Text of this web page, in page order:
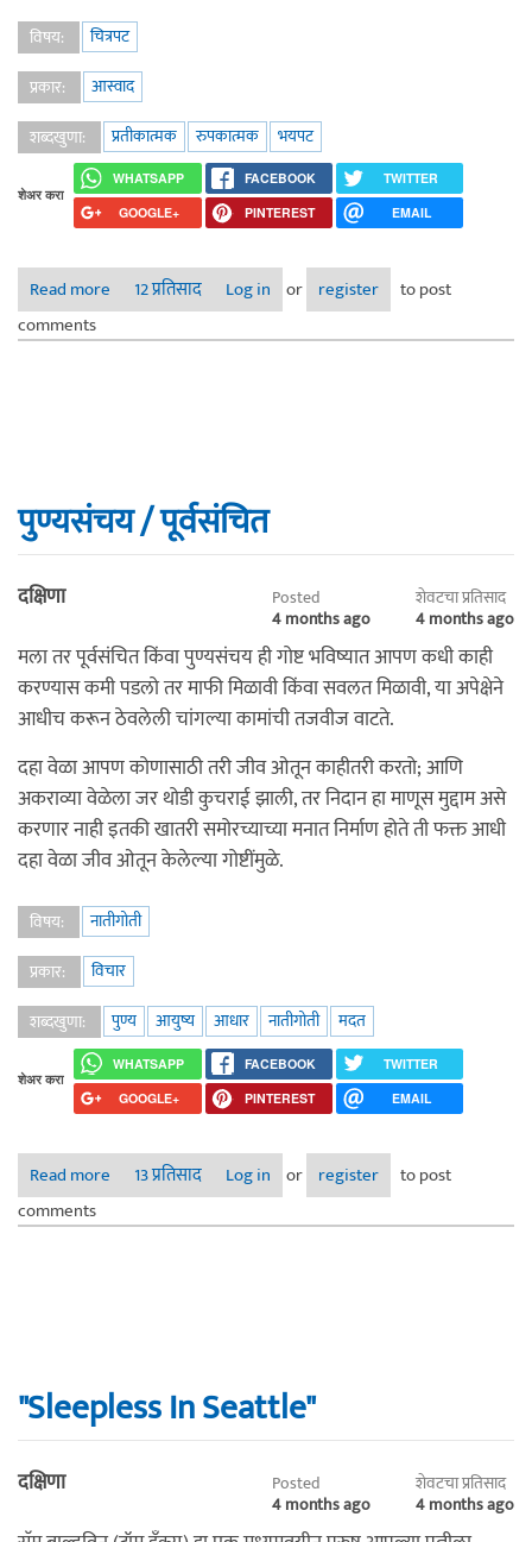
विषय:
चित्रपट
प्रकार:
आस्वाद
शब्दखुणा:
प्रतीकात्मक रुपकात्मक भयपट
शेअर करा
WHATSAPP FACEBOOK
TWITTER
GOOGLE+
PINTEREST EMAIL
Read more about मन – पिशाच्च
12 प्रतिसाद Log in or register
to post
comments
पुण्यसंचय / पूर्वसंचित
दक्षिणा Posted
4 months ago
शेवटचा प्रतिसाद
4 months ago
मला तर पूर्वसंचित किंवा पुण्यसंचय ही गोष्ट भविष्यात आपण कधी काही
करण्यास कमी पडलो तर माफी मिळावी किंवा सवलत मिळावी, या अपेक्षेने
आधीच करून ठेवलेली चांगल्या कामांची तजवीज वाटते.
दहा वेळा आपण कोणासाठी तरी जीव ओतून काहीतरी करतो; आणि
अकराव्या वेळेला जर थोडी कुचराई झाली, तर निदान हा माणूस मुद्दाम असे
करणार नाही इतकी खातरी समोरच्याच्या मनात निर्माण होते ती फक्त आधी
दहा वेळा जीव ओतून केलेल्या गोष्टींमुळे.
विषय:
नातीगोती
प्रकार:
विचार
शब्दखुणा:
पुण्य आयुष्य आधार नातीगोती मदत
शेअर करा
WHATSAPP FACEBOOK
TWITTER
GOOGLE+
PINTEREST EMAIL
Read more about पुण्यसंचय / पूर्वसंचित
13 प्रतिसाद Log in or register
to post
comments
"Sleepless In Seattle"
दक्षिणा Posted
4 months ago
शेवटचा प्रतिसाद
4 months ago